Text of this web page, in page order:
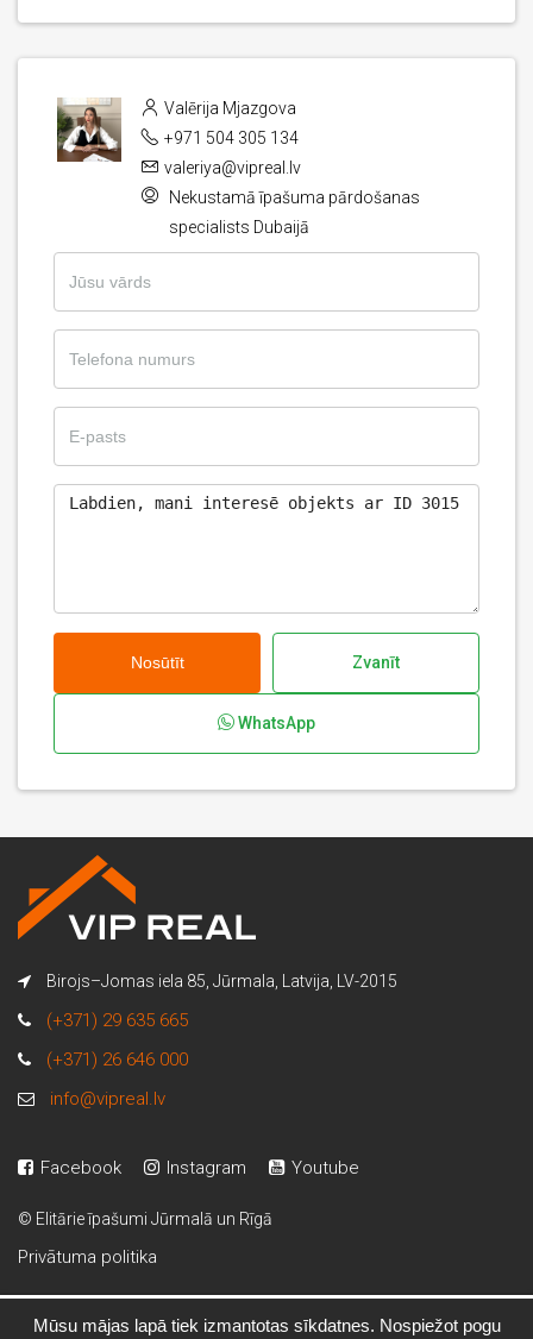
Valērija Mjazgova
+971 504 305 134
valeriya@vipreal.lv
Nekustamā īpašuma pārdošanas
specialists Dubaijā
Nosūtīt Zvanīt
WhatsApp
Birojs–Jomas iela 85, Jūrmala, Latvija, LV-2015
(+371) 29 635 665
(+371) 26 646 000
info@vipreal.lv
Facebook Instagram Youtube
© Elitārie īpašumi Jūrmalā un Rīgā
Privātuma politika
Mūsu mājas lapā tiek izmantotas sīkdatnes. Nospiežot pogu